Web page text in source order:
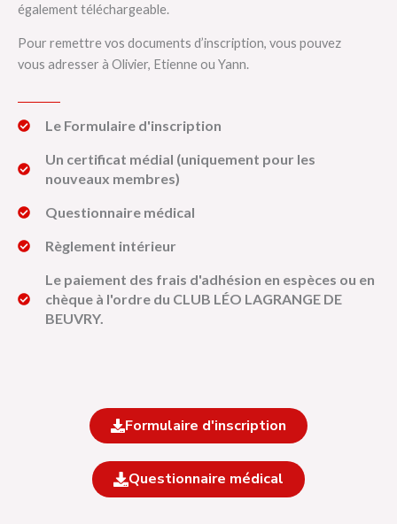
également téléchargeable.
Pour remettre vos documents d’inscription, vous pouvez
vous adresser à Olivier, Etienne ou Yann.
Le Formulaire d'inscription
Un certificat médial (uniquement pour les
nouveaux membres)
Questionnaire médical
Règlement intérieur
Le paiement des frais d'adhésion en espèces ou en
chèque à l'ordre du CLUB LÉO LAGRANGE DE
BEUVRY.
Formulaire d'inscription
Questionnaire médical